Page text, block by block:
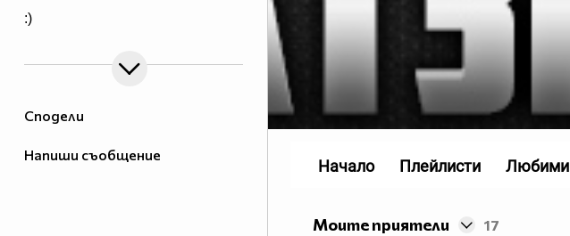
Сподели
Напиши съобщение
:)
Моите приятели 17
Начало Плейлисти Любими